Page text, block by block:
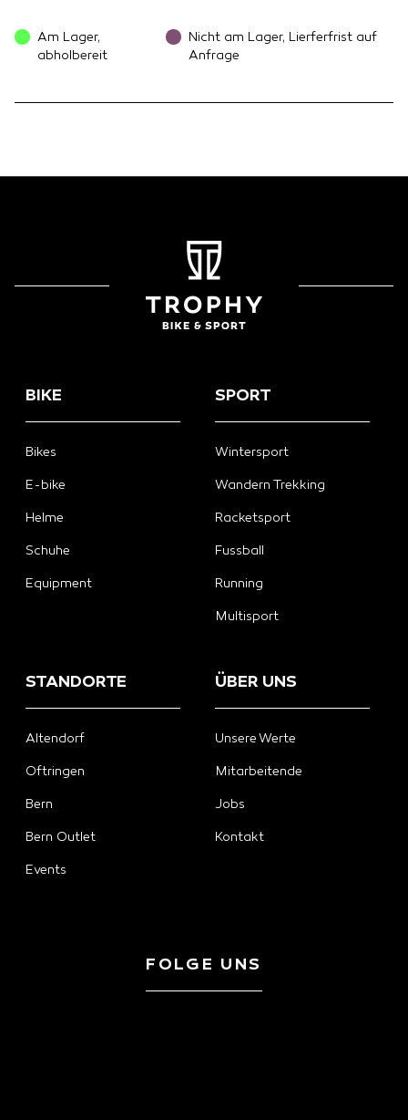
Am Lager,
abholbereit
Nicht am Lager, Lierferfrist auf
Anfrage
BIKE
Bikes
E-bike
Helme
Schuhe
Equipment
SPORT
Wintersport
Wandern Trekking
Racketsport
Fussball
Running
Multisport
STANDORTE
Altendorf
Oftringen
Bern
Bern Outlet
Events
ÜBER UNS
Unsere Werte
Mitarbeitende
Jobs
Kontakt
FOLGE UNS